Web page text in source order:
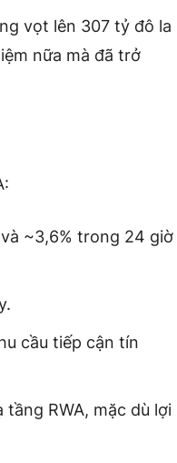
vọt lên 307 tỷ đô la
nữa mà đã trở
~3,6% trong 24 giờ
cầu tiếp cận tín
tầng RWA, mặc dù lợi